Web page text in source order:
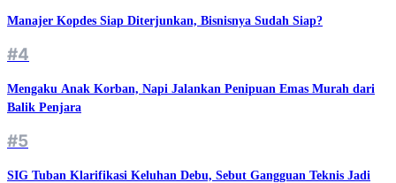
Manajer Kopdes Siap Diterjunkan, Bisnisnya Sudah Siap?
#4
Mengaku Anak Korban, Napi Jalankan Penipuan Emas Murah dari
Balik Penjara
#5
SIG Tuban Klarifikasi Keluhan Debu, Sebut Gangguan Teknis Jadi